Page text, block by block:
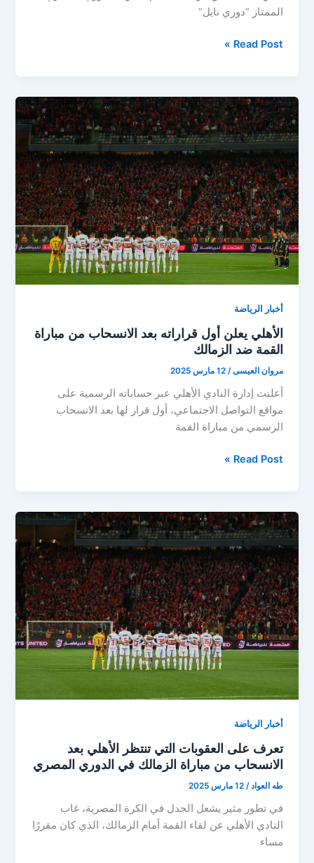
الممتاز “دوري نايل”
ترتيب
بعد
تعادل
الأهلي
وبيراميدز:
الصراع
يشتعل
على
اللقب
Read Post »
أخبار الرياضة
الأهلي يعلن أول قراراته بعد الانسحاب من مباراة
القمة ضد الزمالك
مروان العيسى/12 مارس 2025
أعلنت إدارة النادي الأهلي عبر حساباته الرسمية على
مواقع التواصل الاجتماعي، أول قرار لها بعد الانسحاب
الرسمي من مباراة القمة
الأهلي
قراراته
بعد
الانسحاب
من
مباراة
القمة
ضد
الزمالك
Read Post »
أخبار الرياضة
تعرف على العقوبات التي تنتظر الأهلي بعد
الانسحاب من مباراة الزمالك في الدوري المصري
طه العواد/12 مارس 2025
في تطور مثير يشعل الجدل في الكرة المصرية، غاب
النادي الأهلي عن لقاء القمة أمام الزمالك، الذي كان مقررًا
مساء